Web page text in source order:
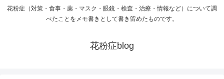
花粉症（対策・食事・薬・マスク・眼鏡・検査・治療・情報など）について調
べたことをメモ書きとして書き留めたものです。
花粉症blog